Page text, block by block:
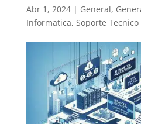
Abr 1, 2024| General,
Informatica, Soporte Tecnico